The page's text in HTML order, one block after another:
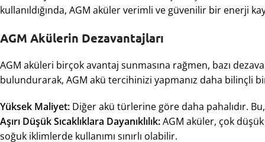
kullanıldığında, AGM aküler verimli ve güvenilir bir enerji
AGM Akülerin Dezavantajları
AGM aküleri birçok avantaj sunmasına rağmen, bazı
bulundurarak, AGM akü tercihinizi yapmanız daha bilinçli
Yüksek Maliyet: Diğer akü türlerine göre daha pahalıdır.
Aşırı Düşük Sıcaklıklara Dayanıklılık:AGM aküler, çok
soğuk iklimlerde kullanımı sınırlı olabilir.